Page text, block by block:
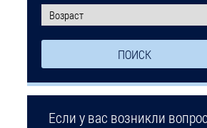
Если у вас возникли